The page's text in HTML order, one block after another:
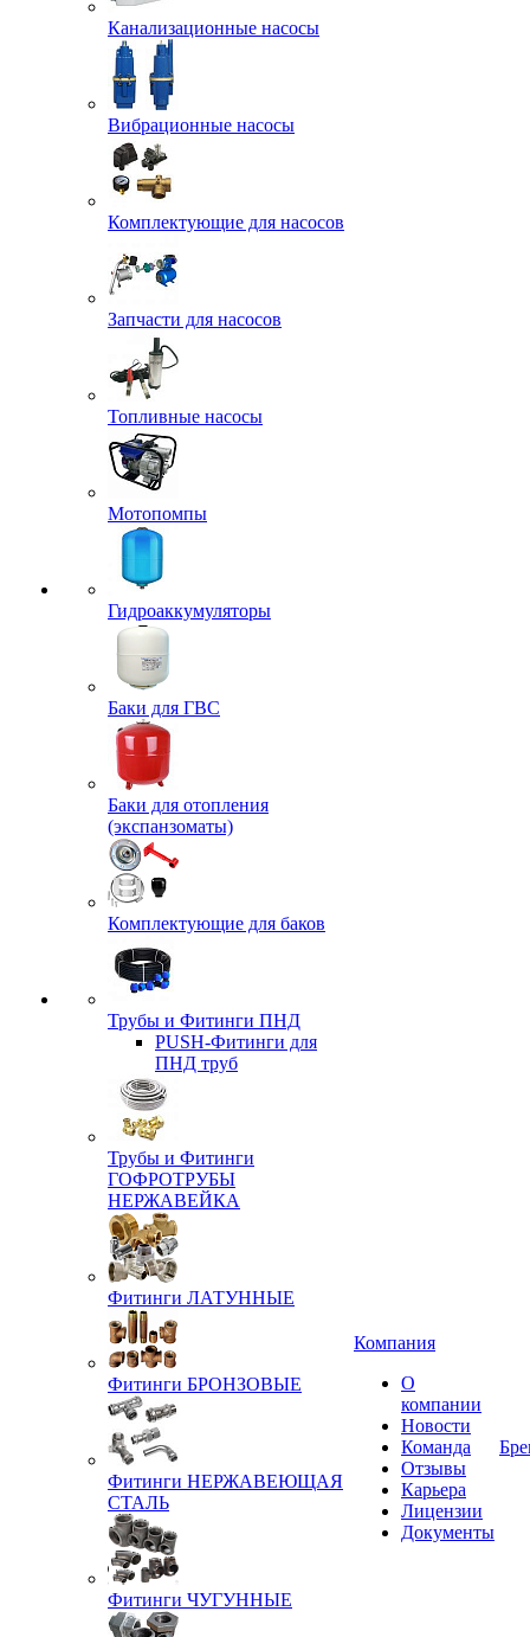
Канализационные насосы
Вибрационные насосы
Комплектующие для насосов
Запчасти для насосов
Топливные насосы
Мотопомпы
Гидроаккумуляторы
Баки для ГВС
Баки для отопления
(экспанзоматы)
Комплектующие для баков
Трубы и Фитинги ПНД
PUSH-Фитинги для
ПНД труб
Трубы и Фитинги
ГОФРОТРУБЫ
НЕРЖАВЕЙКА
Фитинги ЛАТУННЫЕ
Фитинги БРОНЗОВЫЕ
Фитинги НЕРЖАВЕЮЩАЯ
СТАЛЬ
Фитинги ЧУГУННЫЕ
Компания
О
компании
Новости
Команда
Отзывы
Карьера
Лицензии
Документы